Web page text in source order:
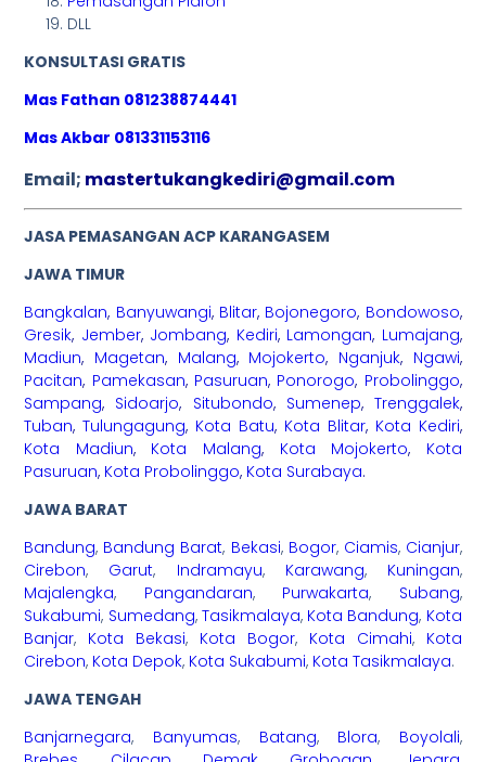
DLL
KONSULTASI GRATIS
Mas Fathan 081238874441
Mas Akbar 081331153116
Email; mastertukangkediri@gmail.com
JASA PEMASANGAN ACP KARANGASEM
JAWA TIMUR
Bangkalan, Banyuwangi, Blitar, Bojonegoro, Bondowoso,
Gresik, Jember, Jombang, Kediri, Lamongan, Lumajang,
Madiun, Magetan, Malang, Mojokerto, Nganjuk, Ngawi,
Pacitan, Pamekasan, Pasuruan, Ponorogo, Probolinggo,
Sampang, Sidoarjo, Situbondo, Sumenep, Trenggalek,
Tuban,Tulungagung, Kota Batu, Kota Blitar, Kota Kediri,
Kota Madiun, Kota Malang, Kota Mojokerto, Kota
Pasuruan, Kota Probolinggo, Kota Surabaya.
JAWA BARAT
Bandung, Bandung Barat, Bekasi, Bogor, Ciamis, Cianjur,
Cirebon, Garut, Indramayu, Karawang, Kuningan,
Majalengka, Pangandaran, Purwakarta, Subang,
Sukabumi, Sumedang, Tasikmalaya, Kota Bandung, Kota
Banjar, Kota Bekasi, Kota Bogor, Kota Cimahi, Kota
Cirebon, Kota Depok, Kota Sukabumi, Kota Tasikmalaya.
JAWA TENGAH
Banjarnegara, Banyumas, Batang, Blora, Boyolali,